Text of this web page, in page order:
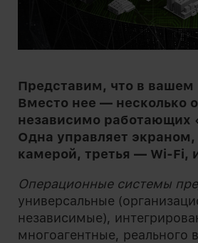
Представим, что в вашем
Вместо нее — несколько
независимо работающих
Одна управляет
камерой, третья — Wi-Fi,
Операционные системы
универсальные
независимые),
многоагентные, реального